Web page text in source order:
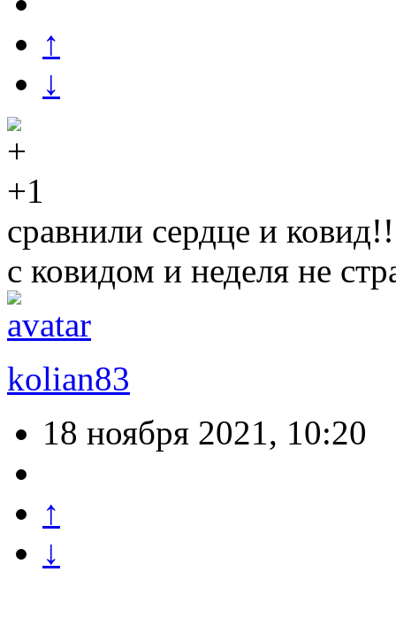
↑
↓
+1
сравнили сердце и
с ковидом и неделя не
kolian83
18 ноября 2021, 10:20
↑
↓